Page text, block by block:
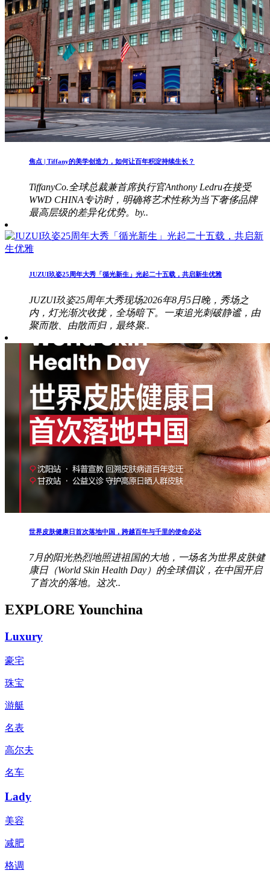
焦点 | Tiffany的美学创造力，如何让百年积淀持续生长？
TiffanyCo.全球总裁兼首席执行官Anthony Ledru在接受
WWD CHINA专访时，明确将艺术性称为当下奢侈品牌
最高层级的差异化优势。by..
JUZUI玖姿25周年大秀「循光新生」光起二十五载，共启新生优雅
JUZUI玖姿25周年大秀现场2026年8月5日晚，秀场之
内，灯光渐次收拢，全场暗下。一束追光刺破静谧，由
聚而散、由散而归，最终聚..
世界皮肤健康日首次落地中国，跨越百年与千里的使命必达
7月的阳光热烈地照进祖国的大地，一场名为世界皮肤健
康日（World Skin Health Day）的全球倡议，在中国开启
了首次的落地。这次..
EXPLORE Younchina
Luxury
豪宅
珠宝
游艇
名表
高尔夫
名车
Lady
美容
减肥
格调